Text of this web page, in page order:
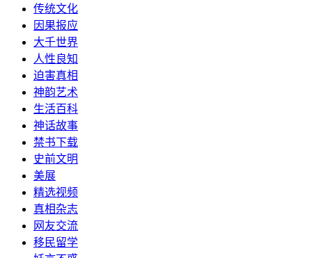
传统文化
因果报应
大千世界
人性良知
迫害真相
神韵艺术
生活百科
神话故事
禁书下载
史前文明
美展
精选视频
真相杂志
网友交流
移民留学